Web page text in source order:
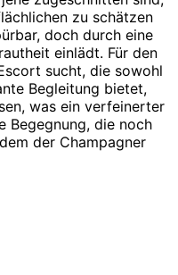
zu schätzen
doch durch eine
einlädt. Für den
sucht, die sowohl
Begleitung bietet,
was ein verfeinerter
Begegnung, die noch
der Champagner